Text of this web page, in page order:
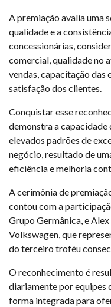
A premiação avalia uma
qualidade e a
concessionárias,
comercial, qualidade no
vendas, capacitação das
satisfação dos clientes.
Conquistar esse
demonstra a
elevados padrões de
negócio, resultado de
eficiência e melhoria
A cerimônia de
contou com a
Grupo Germânica, e
Volkswagen, que
do terceiro troféu
O reconhecimento é
diariamente por equipes
forma integrada para